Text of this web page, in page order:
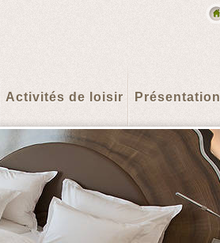
Activités de loisir Présentation